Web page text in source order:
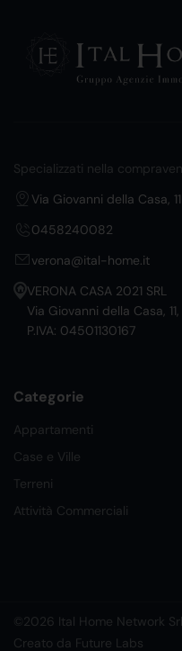
Specializzati nella
Via Giovanni della Casa,
0458240082
verona@ital-home.it
VERONA CASA 2021 SRL
Via Giovanni della Casa,
P.IVA: 04501130167
Categorie
Appartamenti
Case e Ville
Terreni
Attività Commerciali
©2026 Ital Home Network
Creato da Future Labs